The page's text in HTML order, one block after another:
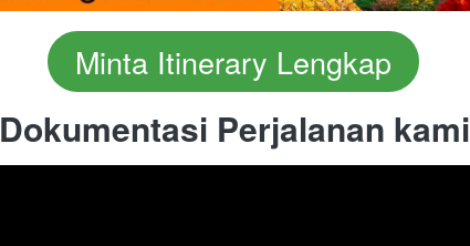
`
Minta Itinerary Lengkap
Dokumentasi Perjalanan kami